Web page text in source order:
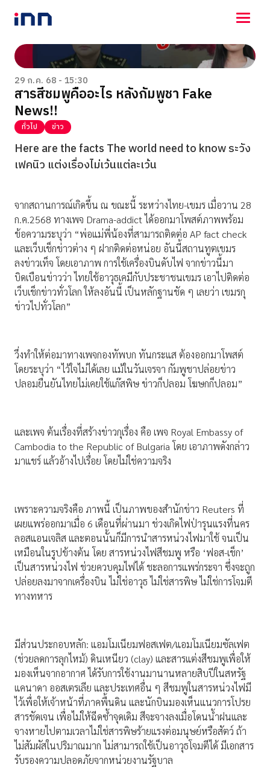
NEWS
ENTERTAINMENT
LIFESTYLE
HOROSCOPE
LOTTERY
VIDEO
ร่วมด้วยช่วยกัน
29 ก.ค. 68 - 15:30
สารสีชมพูคืออะไร หลังกัมพูชา Fake
News!!
ทั่วไป ข่าว
Here are the facts The world need to know ระวัง
เฟคนิว แต่งเรื่องไม่เว้นแต่ละเว้น
จากสถานการณ์เกิดขึ้น ณ ขณะนี้ ระหว่างไทย-เขมร เมื่อวาน 28
ก.ค.2568 ทางเพจ Drama-addict ได้ออกมาโพสต์ภาพพร้อม
ข้อความระบุว่า “พ่อแม่พี่น้องที่สามารถติดต่อ AP fact check
และเว็บเช็กข่าวต่าง ๆ ฝากติดต่อหน่อย อันนี้สถานทูตเขมร
ลงข่าวเท็จ โดยเอาภาพ การใช้เครื่องบินดับไฟ จากข่าวนี้มา
บิดเบือนข่าวว่า ไทยใช้อาวุธเคมีกับประชาชนเขมร เอาไปติดต่อ
เว็บเช็กข่าวทั่วโลก ให้ลงอันนี้ เป็นหลักฐานชัด ๆ เลยว่า เขมรกุ
ข่าวไปทั่วโลก”
วึ่งทำให้ต่อมาทางเพจกองทัพบก ทันกระแส ต้องออกมาโพสต์
โดยระบุว่า “ไว้ใจไม่ได้เลย แม้ในวันเจรจา กัมพูชาปล่อยข่าว
ปลอมยืนยันไทยไม่เคยใช้แก๊สพิษ ข่าวก็ปลอม โฆษกก็ปลอม”
และเพจ ต้นเรื่องที่สร้างข่าวกุเรื่อง คือ เพจ Royal Embassy of
Cambodia to the Republic of Bulgaria โดย เอาภาพดังกล่าว
มาแชร์ แล้วอ้างไปเรื่อย โดยไม่ใช่ความจริง
เพราะความจริงคือ ภาพนี้ เป็นภาพของสำนักข่าว Reuters ที่
เผยแพร่ออกมาเมื่อ 6 เดือนที่ผ่านมา ช่วงเกิดไฟป่ารุนแรงที่นคร
ลอสแอนเจลิส และตอนนั้นก็มีการนำสารหน่วงไฟมาใช้ จนเป็น
เหมือนในรูปข้างต้น โดย สารหน่วงไฟสีชมพู หรือ ‘ฟอส-เช็ก’
เป็นสารหน่วงไฟ ช่วยควบคุมไฟได้ ชะลอการแพร่กระจา ซึ่งจะถูก
ปล่อยลงมาจากเครื่องบิน ไม่ใช่อาวุธ ไม่ใช่สารพิษ ไม่ใช่การโจมตี
ทางทหาร
มีส่วนประกอบหลัก: แอมโมเนียมฟอสเฟต/แอมโมเนียมซัลเฟต
(ช่วยลดการลุกไหม้) ดินเหนียว (clay) และสารแต่งสีชมพูเพื่อให้
มองเห็นจากอากาศ ได้รับการใช้งานมานานหลายสิบปีในสหรัฐ
แคนาดา ออสเตรเลีย และประเทศอื่น ๆ สีชมพูในสารหน่วงไฟมี
ไว้เพื่อให้เจ้าหน้าที่ภาคพื้นดิน และนักบินมองเห็นแนวการโปรย
สารชัดเจน เพื่อไม่ให้ฉีดซ้ำจุดเดิม สีจะจางลงเมื่อโดนน้ำฝนและ
จางหายไปตามเวลาไม่ใช่สารพิษร้ายแรงต่อมนุษย์หรือสัตว์ ถ้า
ไม่สัมผัสในปริมาณมาก ไม่สามารถใช้เป็นอาวุธโจมตีได้ มีเอกสาร
รับรองความปลอดภัยจากหน่วยงานรัฐบาล